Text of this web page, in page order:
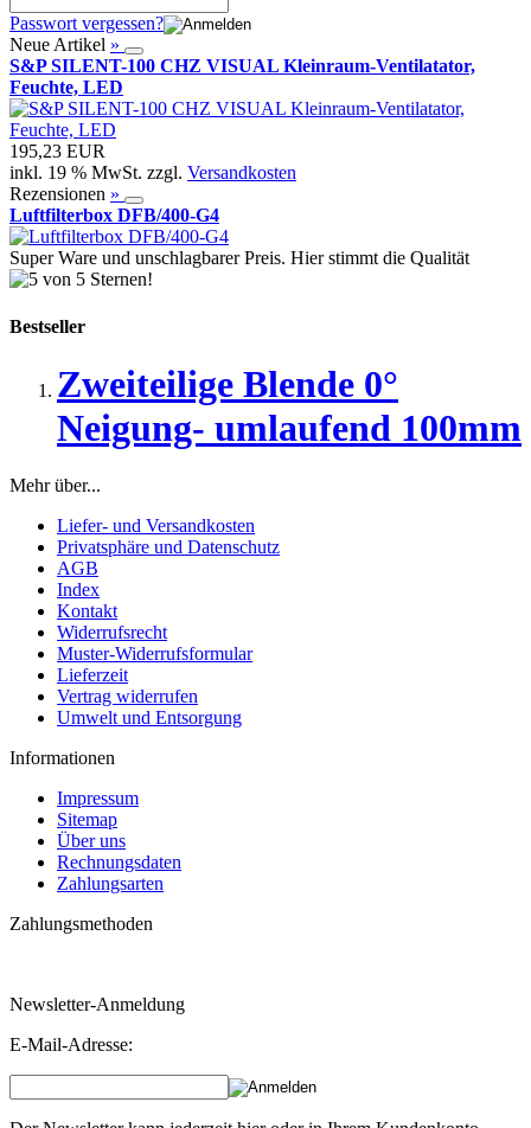
Passwort vergessen?
Neue Artikel »
S&P SILENT-100 CHZ VISUAL Kleinraum-Ventilatator,
Feuchte, LED
195,23 EUR
inkl. 19 % MwSt. zzgl. Versandkosten
Rezensionen »
Luftfilterbox DFB/400-G4
Super Ware und unschlagbarer Preis. Hier stimmt die Qualität
Bestseller
Zweiteilige Blende 0°
Neigung- umlaufend 100mm
Mehr über...
Liefer- und Versandkosten
Privatsphäre und Datenschutz
AGB
Index
Kontakt
Widerrufsrecht
Muster-Widerrufsformular
Lieferzeit
Vertrag widerrufen
Umwelt und Entsorgung
Informationen
Impressum
Sitemap
Über uns
Rechnungsdaten
Zahlungsarten
Zahlungsmethoden
Newsletter-Anmeldung
E-Mail-Adresse: